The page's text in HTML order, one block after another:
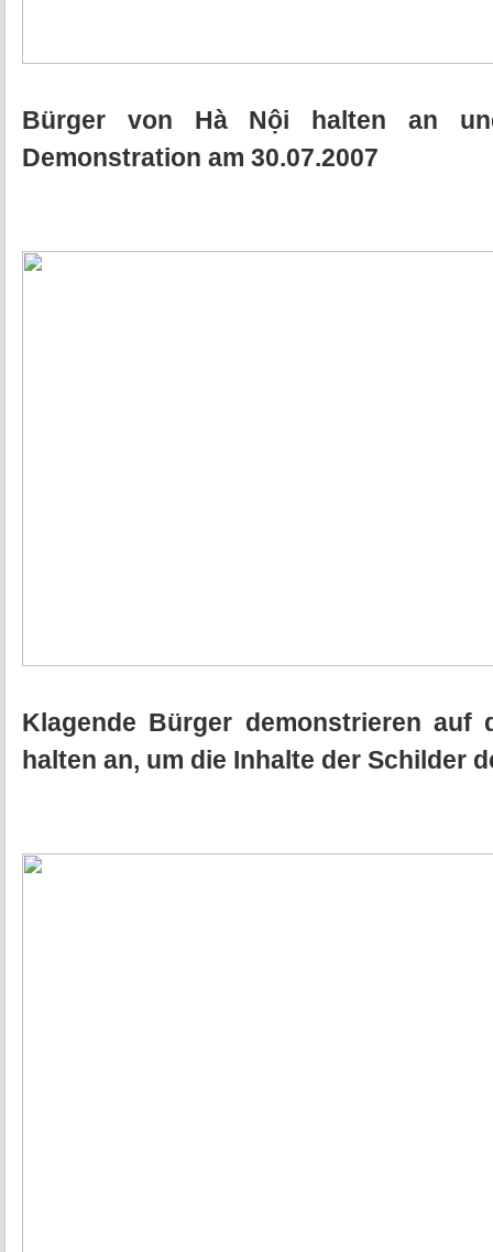
Bürger von Hà Nội halten an
Demonstration am 30.07.2007
Klagende Bürger demonstrieren auf
halten an, um die Inhalte der Schilder